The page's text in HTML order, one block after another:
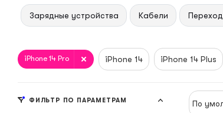
Зарядные устройства Кабели
iPhone 14 iPhone 14 Plus
iPhone 14 Pro
По
ФИЛЬТР ПО ПАРАМЕТРАМ